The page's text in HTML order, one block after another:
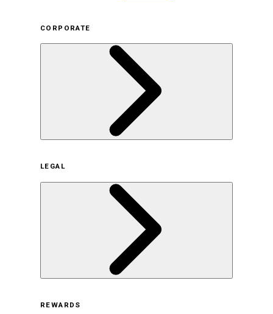
CORPORATE
サステナビリティの取り組み（日本）
サステナビリティの取り組み（米国/英語）
ヒストリー
採用情報
LEGAL
REWARDS